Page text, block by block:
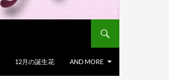
12月の誕生花 AND MORE